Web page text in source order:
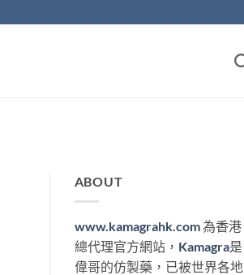
ABOUT
www.kamagrahk.com為香港
總代理官方網站， Kamagra是
偉哥的仿製藥，已被世界各地